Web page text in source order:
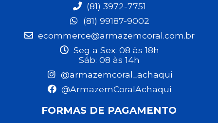
(81) 3972-7751
(81) 99187-9002
ecommerce@armazemcoral.com.br
Seg a Sex: 08 às 18h
Sáb: 08 às 14h
@armazemcoral_achaqui
@ArmazemCoralAchaqui
FORMAS DE PAGAMENTO